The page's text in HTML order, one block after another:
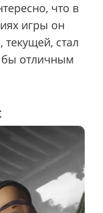
что в
игры он
стал
отличным